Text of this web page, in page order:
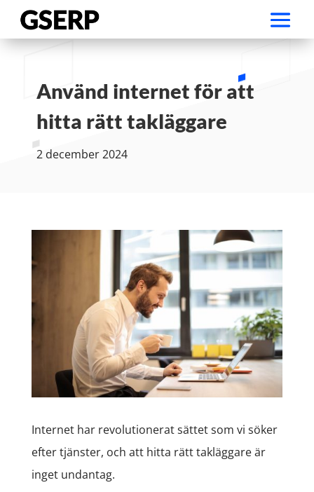
Använd internet för att
hitta rätt takläggare
2 december 2024
Internet har revolutionerat sättet som vi söker
efter tjänster, och att hitta rätt takläggare är
inget undantag.